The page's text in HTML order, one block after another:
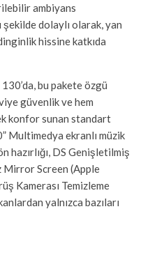
ambiyans
şekilde dolaylı olarak, yan
hissine katkıda
bu pakete özgü
güvenlik ve hem
konfor sunan standart
Multimedya ekranlı müzik
hazırlığı, DS Genişletilmiş
Mirror Screen (Apple
Kamerası Temizleme
yalnızca bazıları